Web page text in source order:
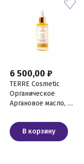
6 500,00 ₽
TERRE Cosmetic
Органическое
Аргановое масло, 30
В корзину